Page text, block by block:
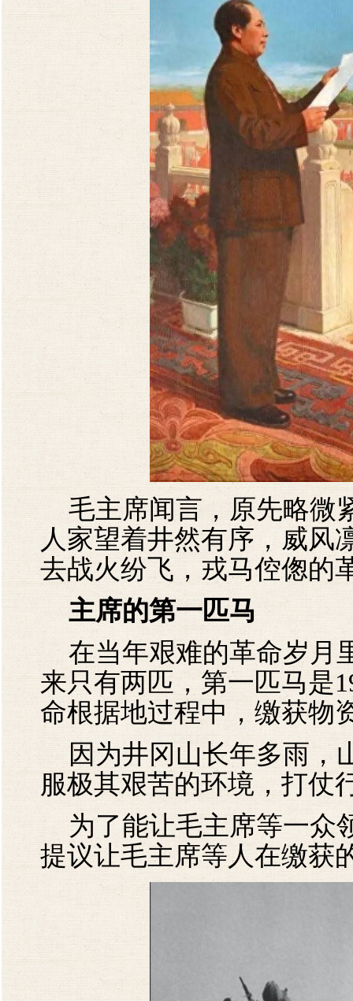
毛主席闻言，原先略微
人家望着井然有序，威风
去战火纷飞，戎马倥偬的
主席的第一匹马
在当年艰难的革命岁月
来只有两匹，第一匹马是
命根据地过程中，缴获物
因为井冈山长年多雨，
服极其艰苦的环境，打仗
为了能让毛主席等一众
提议让毛主席等人在缴获